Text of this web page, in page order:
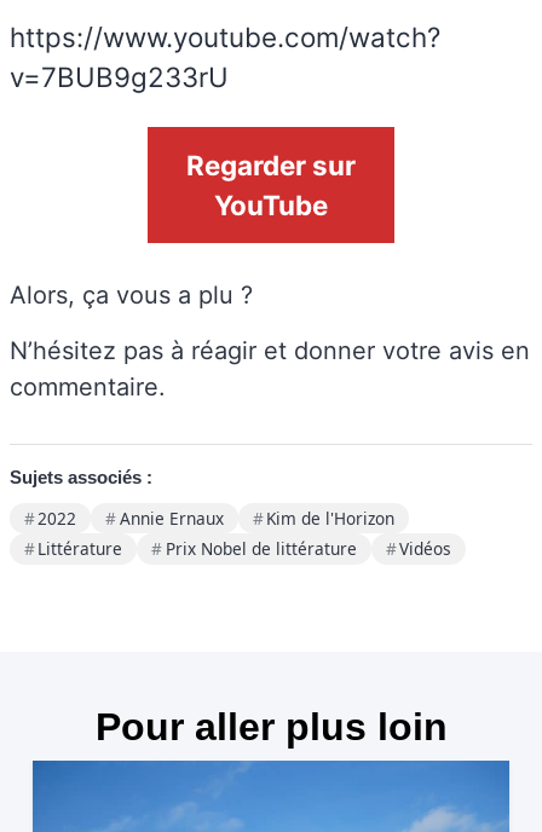
https://www.youtube.com/watch?
v=7BUB9g233rU
Regarder sur
YouTube
Alors, ça vous a plu ?
N’hésitez pas à réagir et donner votre avis en
commentaire.
Sujets associés :
2022 Annie Ernaux
Kim de l'Horizon
Littérature
Prix Nobel de littérature Vidéos
Pour aller plus loin